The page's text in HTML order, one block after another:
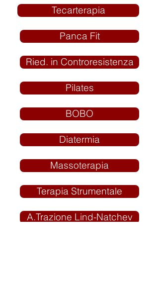
Tecarterapia
Panca Fit
Ried. in Controresistenza
Pilates
BOBO
Diatermia
Massoterapia
Terapia Strumentale
A.Trazione Lind-Natchev